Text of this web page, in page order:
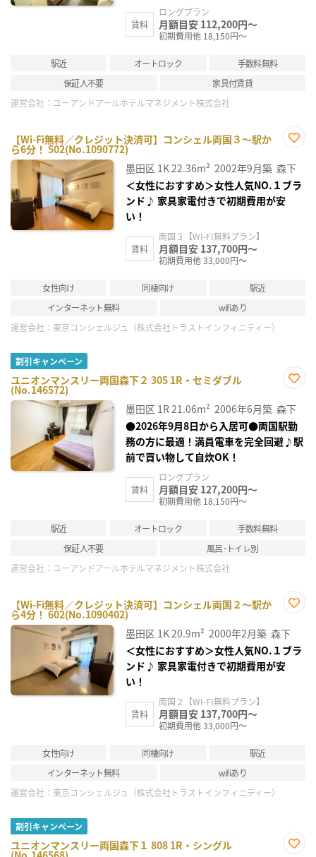
賃料
ロングプラン
月額目安 112,200円～
初期費用他 18,150円～
駅近 オートロック
手数料無料
保証人不要
家具付賃貸
運営会社： ユーアンドアールホテルマネジメント株式会社
【Wi-Fi無料／クレジット決済可】コンシェル両国３～駅か
ら6分！ 502(No.1090772)
に入
り登
録
墨田区 1K22.36m² 2002年9月築 森下
＜女性におすすめ＞女性人気NO.１ブラ
ンド♪ 家具家電付きで初期費用が安
い！
賃料
両国３【WI-FI無料プラン】
月額目安 137,700円～
初期費用他 33,000円～
女性向け 同棲向け
駅近
インターネット無料
wifiあり
運営会社： 東京コンシェルジュ（株式会社トラストインフィニティー）
割引キャンペーン
ユニオンマンスリー両国森下２ 305 1R・セミダブル
(No.146572)
に入
り登
録
墨田区 1R21.06m² 2006年6月築 森下
●2026年9月8日から入居可●両国駅勤
務の方に最適！満員電車を完全回避♪駅
前で買い物して自炊OK！
賃料
ロングプラン
月額目安 127,200円～
初期費用他 18,150円～
駅近 オートロック
手数料無料
保証人不要
風呂･トイレ別
運営会社： ユーアンドアールホテルマネジメント株式会社
【Wi-Fi無料／クレジット決済可】コンシェル両国２～駅か
ら4分！ 602(No.1090402)
に入
り登
録
墨田区 1K20.9m² 2000年2月築 森下
＜女性におすすめ＞女性人気NO.１ブラ
ンド♪ 家具家電付きで初期費用が安
い！
賃料
両国２【WI-FI無料プラン】
月額目安 137,700円～
初期費用他 33,000円～
女性向け 同棲向け
駅近
インターネット無料
wifiあり
運営会社： 東京コンシェルジュ（株式会社トラストインフィニティー）
割引キャンペーン
ユニオンマンスリー両国森下１ 808 1R・シングル